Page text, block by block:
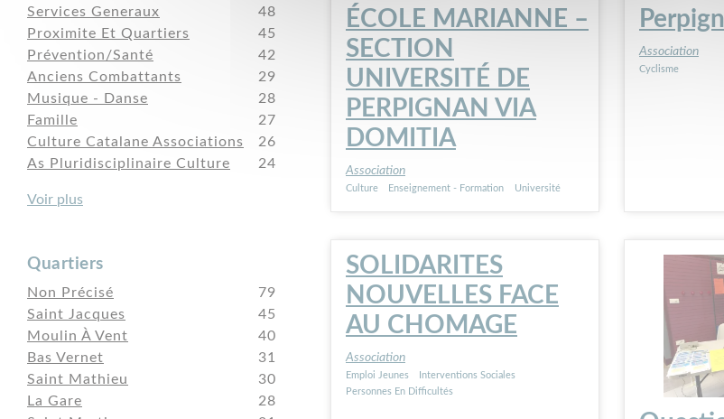
Services Generaux
48
Proximite Et Quartiers
45
Prévention/Santé
42
Anciens Combattants
29
Musique - Danse
28
Famille
27
Culture Catalane Associations
26
As Pluridisciplinaire Culture
24
Voir plus
Quartiers
Non Précisé
79
Saint Jacques
45
Moulin À Vent
40
Bas Vernet
31
Saint Mathieu
30
La Gare
28
ÉCOLE MARIANNE –
SECTION
UNIVERSITÉ DE
PERPIGNAN VIA
DOMITIA
Association
Culture Enseignement - Formation Université
Association
Cyclisme
SOLIDARITES
NOUVELLES FACE
AU CHOMAGE
Association
Emploi Jeunes
Interventions Sociales
Personnes En Difficultés